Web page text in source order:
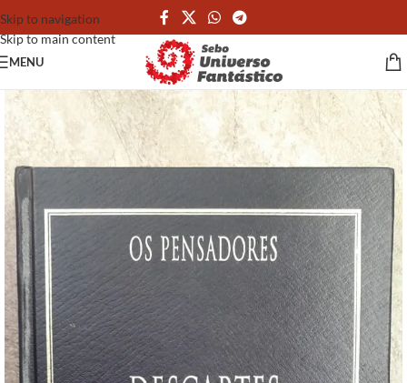
Skip to navigation
Skip to main content
MENU